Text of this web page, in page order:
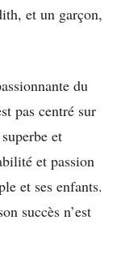
et un garçon,
du
pas centré sur
et
et passion
et ses enfants.
succès n’est